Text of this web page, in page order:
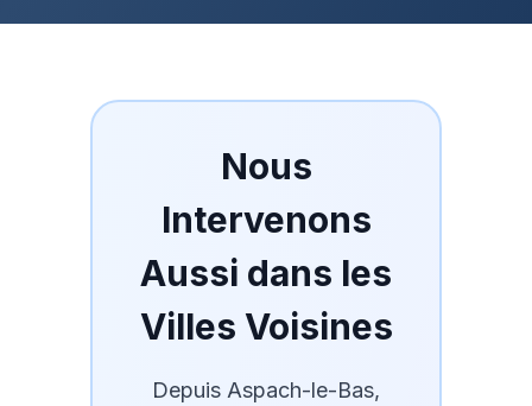
Nous
Intervenons
Aussi dans les
Villes Voisines
Depuis Aspach-le-Bas,